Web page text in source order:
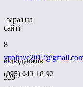
зараз на
сайті
8
відвідувачів
338
(095) 043-18-92